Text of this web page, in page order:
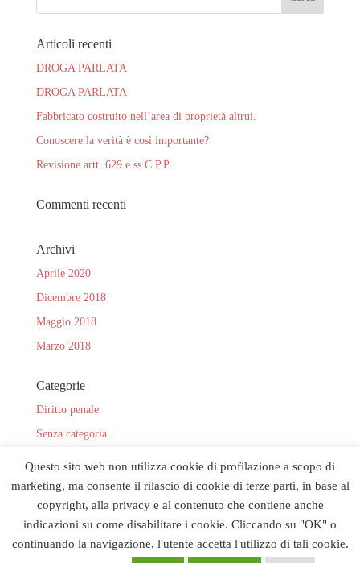
Articoli recenti
DROGA PARLATA
DROGA PARLATA
Fabbricato costruito nell’area di proprietà altrui.
Conoscere la verità è così importante?
Revisione artt. 629 e ss C.P.P.
Commenti recenti
Archivi
Aprile 2020
Dicembre 2018
Maggio 2018
Marzo 2018
Categorie
Diritto penale
Senza categoria
Questo sito web non utilizza cookie di profilazione a scopo di
marketing, ma consente il rilascio di cookie di terze parti, in base al
copyright, alla privacy e al contenuto che contiene anche
indicazioni su come disabilitare i cookie. Cliccando su "OK" o
continuando la navigazione, l'utente accetta l'utilizzo di tali cookie.